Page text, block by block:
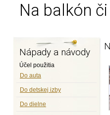
Na balkón
Nápady a návody
Účel použitia
Do auta
Do detskej izby
Do dielne